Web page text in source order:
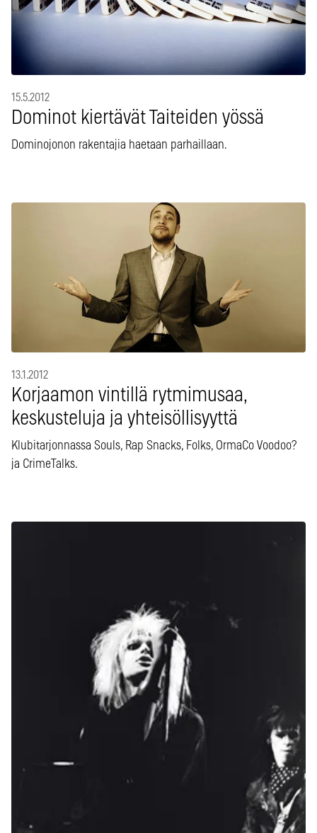
15.5.2012
Dominot kiertävät Taiteiden yössä
Dominojonon rakentajia haetaan parhaillaan.
13.1.2012
Korjaamon vintillä rytmimusaa,
keskusteluja ja yhteisöllisyyttä
Klubitarjonnassa Souls, Rap Snacks, Folks, OrmaCo Voodoo?
ja CrimeTalks.